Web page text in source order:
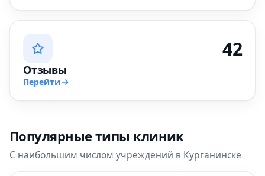
42
Отзывы
Перейти
Популярные типы клиник
С наибольшим числом учреждений в Курганинске